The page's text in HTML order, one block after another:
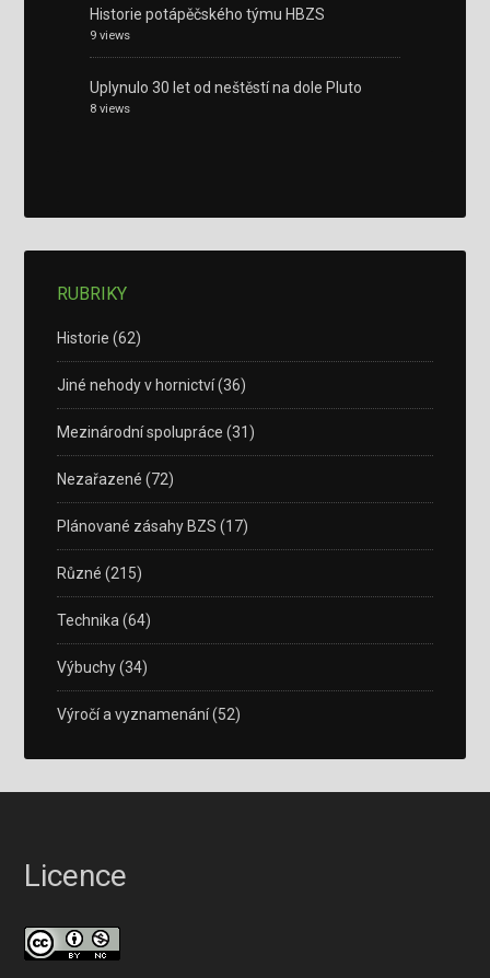
Historie potápěčského týmu HBZS
9 views
Uplynulo 30 let od neštěstí na dole Pluto
8 views
RUBRIKY
Historie (62)
Jiné nehody v hornictví(36)
Mezinárodní spolupráce (31)
Nezařazené (72)
Plánované zásahy BZS (17)
Různé (215)
Technika (64)
Výbuchy(34)
Výročí a vyznamenání(52)
Licence